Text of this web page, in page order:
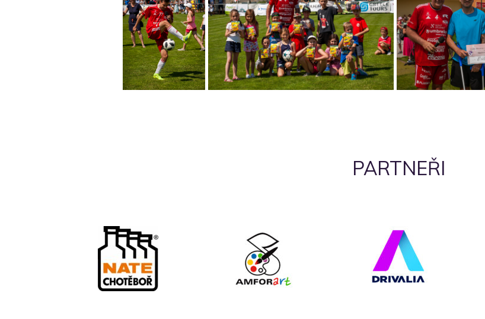
PARTNEŘI